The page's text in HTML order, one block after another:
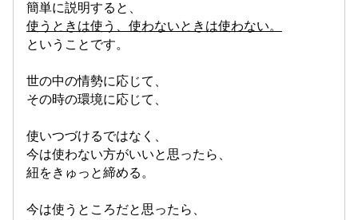
簡単に説明すると、
使うときは使う、使わないときは使わない。
ということです。
世の中の情勢に応じて、
その時の環境に応じて、
使いつづけるではなく、
今は使わない方がいいと思ったら、
紐をきゅっと締める。
今は使うところだと思ったら、